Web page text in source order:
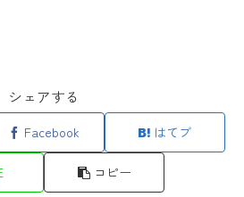
シェアする
Facebook はてブ
コピー